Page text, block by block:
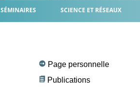
SÉMINAIRES SCIENCE ET RÉSEAUX
Page personnelle
Publications